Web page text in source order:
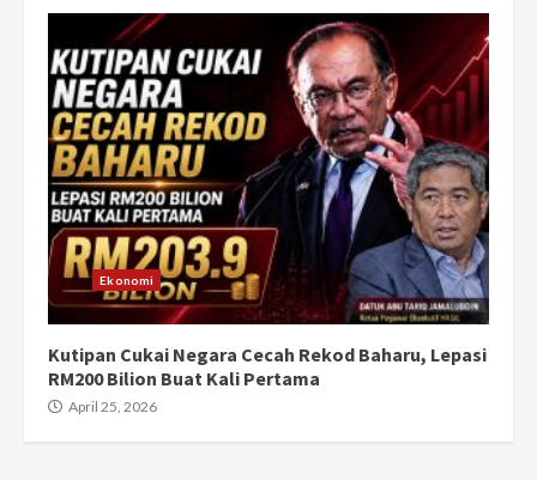
Ekonomi
Kutipan Cukai Negara Cecah Rekod Baharu, Lepasi
RM200 Bilion Buat Kali Pertama
April 25, 2026